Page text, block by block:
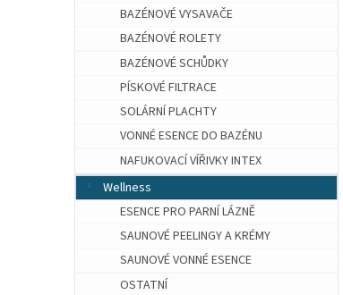
BAZÉNOVÉ VYSAVAČE
BAZÉNOVÉ ROLETY
BAZÉNOVÉ SCHŮDKY
PÍSKOVÉ FILTRACE
SOLÁRNÍ PLACHTY
VONNÉ ESENCE DO BAZÉNU
NAFUKOVACÍ VÍŘIVKY INTEX
Wellness
ESENCE PRO PARNÍ LÁZNĚ
SAUNOVÉ PEELINGY A KRÉMY
SAUNOVÉ VONNÉ ESENCE
OSTATNÍ